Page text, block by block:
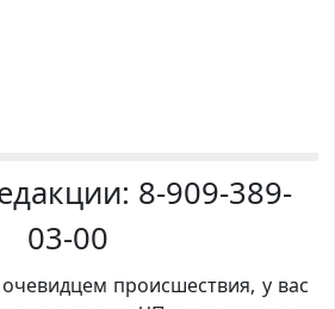
8-909-389-
03-00
происшествия, у вас